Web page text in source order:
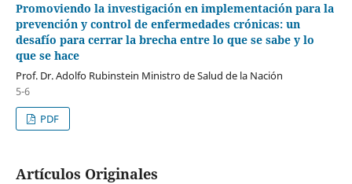
Promoviendo la investigación en implementación para la
prevención y control de enfermedades crónicas: un
desafío para cerrar la brecha entre lo que se sabe y lo
que se hace
Prof. Dr. Adolfo Rubinstein Ministro de Salud de la Nación
5-6
PDF
Artículos Originales